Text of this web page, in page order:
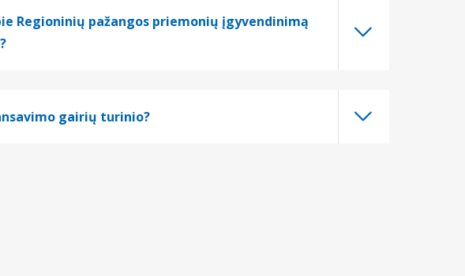
Regioninių pažangos priemonių įgyvendinimą
gairių turinio?